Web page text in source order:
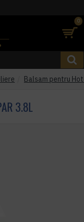
0
Balsam pentru
3.8L